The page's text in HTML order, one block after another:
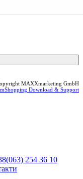
MAXXmarketing GmbH
Download & Support
254 36 10